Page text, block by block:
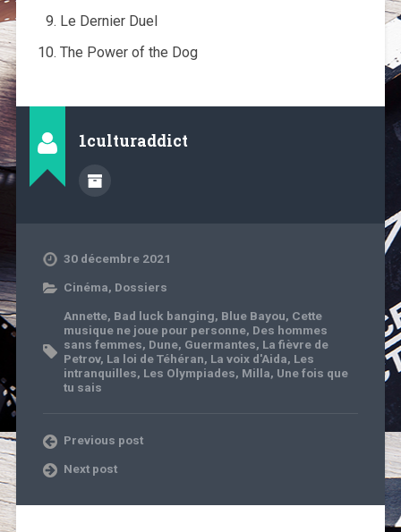
Le Dernier Duel
The Power of the Dog
1culturaddict
30 décembre 2021
Cinéma, Dossiers
Annette, Bad luck banging, Blue Bayou, Cette
musique ne joue pour personne, Des hommes
sans femmes, Dune, Guermantes, La fièvre de
Petrov, La loi de Téhéran, La voix d'Aida, Les
intranquilles, Les Olympiades, Milla, Une fois que
tu sais
Previous post
Next post